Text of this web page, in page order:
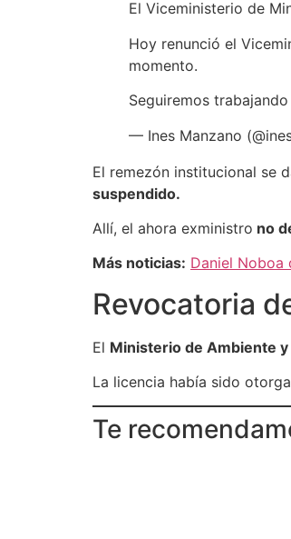
El Viceministerio de
Hoy renunció el
momento.
Seguiremos
— Ines Manzano
El remezón institucional se
suspendido.
Allí, el ahora exministro no
Más noticias: Daniel Noboa
Revocatoria
El Ministerio de Ambiente y
La licencia había sido
Te